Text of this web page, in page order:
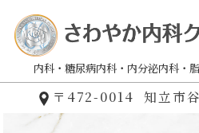
内科 糖尿病内科 内分泌内科
〒472-0014 知立市